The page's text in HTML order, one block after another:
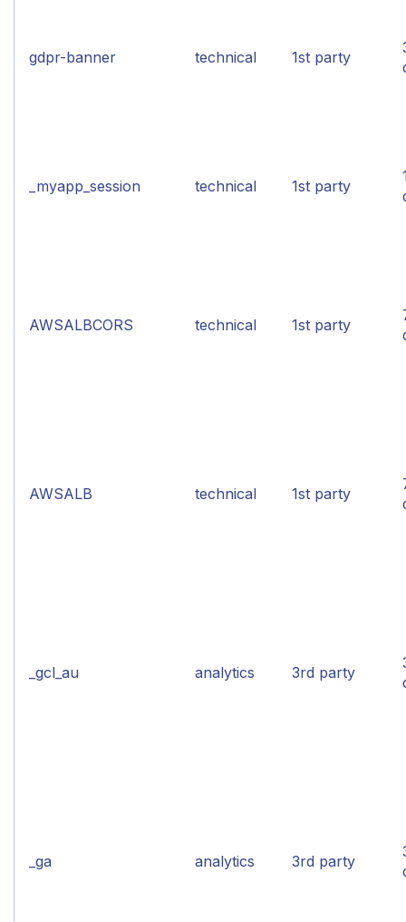
gdpr-banner technical 1st party
_myapp_session technical 1st party
AWSALBCORS technical 1st party
AWSALB technical 1st party
_gcl_au analytics 3rd party
_ga analytics 3rd party